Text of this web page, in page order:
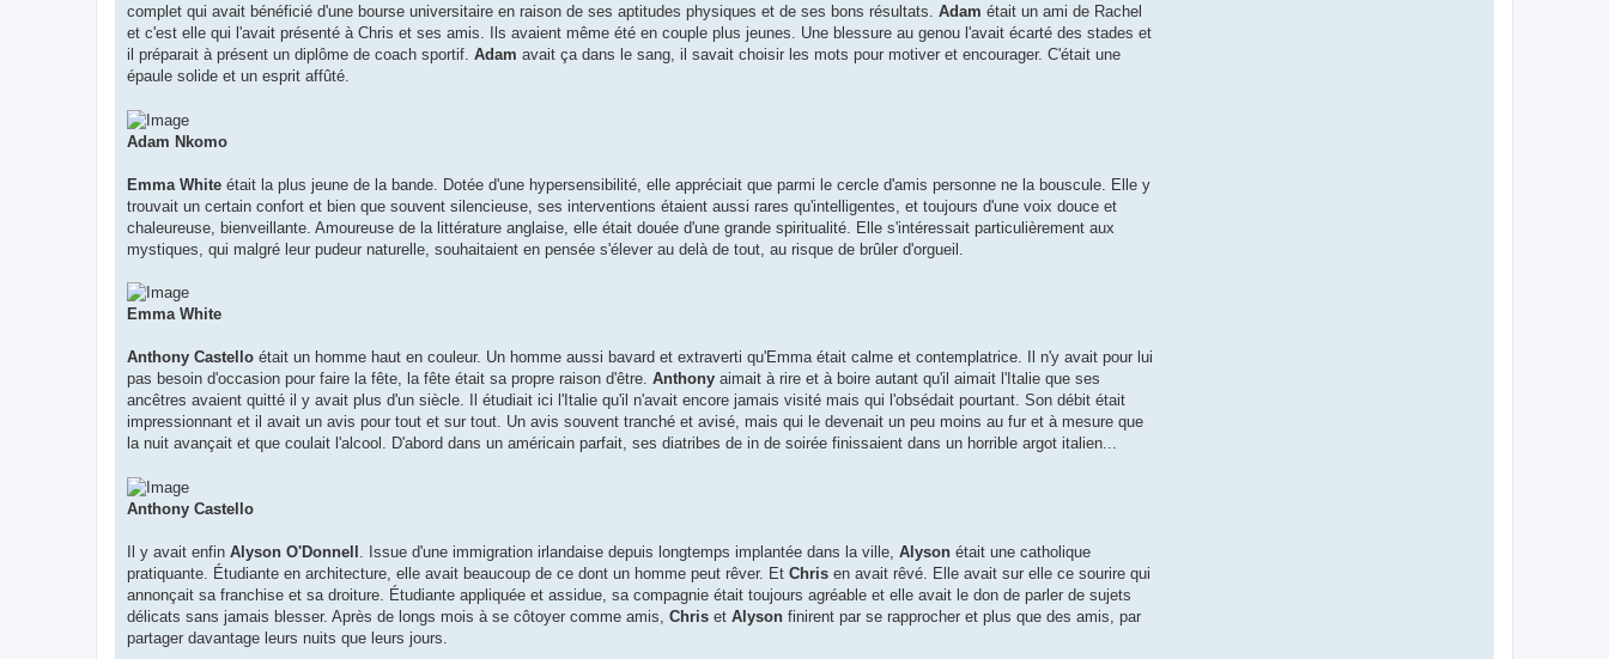
complet qui avait bénéficié d'une bourse universitaire en raison de ses aptitudes physiques et de ses bons résultats. Adam était un ami de Rachel
et c'est elle qui l'avait présenté à Chris et ses amis. Ils avaient même été en couple plus jeunes. Une blessure au genou l'avait écarté des stades et
il préparait à présent un diplôme de coach sportif. Adam avait ça dans le sang, il savait choisir les mots pour motiver et encourager. C'était une
épaule solide et un esprit affûté.
Adam Nkomo
Emma White était la plus jeune de la bande. Dotée d'une hypersensibilité, elle appréciait que parmi le cercle d'amis personne ne la bouscule. Elle y
trouvait un certain confort et bien que souvent silencieuse, ses interventions étaient aussi rares qu'intelligentes, et toujours d'une voix douce et
chaleureuse, bienveillante. Amoureuse de la littérature anglaise, elle était douée d'une grande spiritualité. Elle s'intéressait particulièrement aux
mystiques, qui malgré leur pudeur naturelle, souhaitaient en pensée s'élever au delà de tout, au risque de brûler d'orgueil.
Emma White
Anthony Castello était un homme haut en couleur. Un homme aussi bavard et extraverti qu'Emma était calme et contemplatrice. Il n'y avait pour lui
pas besoin d'occasion pour faire la fête, la fête était sa propre raison d'être. Anthony aimait à rire et à boire autant qu'il aimait l'Italie que ses
ancêtres avaient quitté il y avait plus d'un siècle. Il étudiait ici l'Italie qu'il n'avait encore jamais visité mais qui l'obsédait pourtant. Son débit était
impressionnant et il avait un avis pour tout et sur tout. Un avis souvent tranché et avisé, mais qui le devenait un peu moins au fur et à mesure que
la nuit avançait et que coulait l'alcool. D'abord dans un américain parfait, ses diatribes de in de soirée finissaient dans un horrible argot italien...
Anthony Castello
Il y avait enfin Alyson O'Donnell . Issue d'une immigration irlandaise depuis longtemps implantée dans la ville, Alyson était une catholique
pratiquante. Étudiante en architecture, elle avait beaucoup de ce dont un homme peut rêver. Et Chris en avait rêvé. Elle avait sur elle ce sourire qui
annonçait sa franchise et sa droiture. Étudiante appliquée et assidue, sa compagnie était toujours agréable et elle avait le don de parler de sujets
délicats sans jamais blesser. Après de longs mois à se côtoyer comme amis, Chris et Alyson finirent par se rapprocher et plus que des amis, par
partager davantage leurs nuits que leurs jours.